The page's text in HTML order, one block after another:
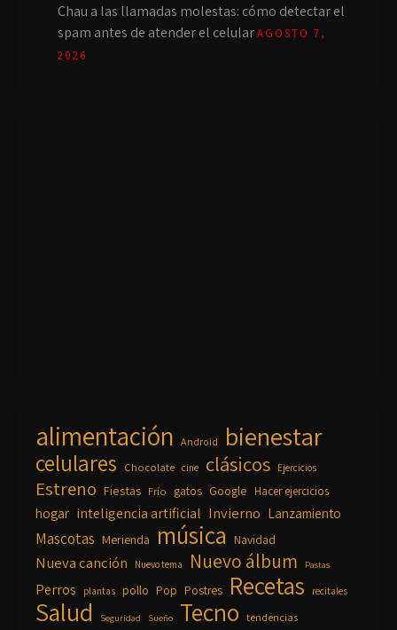
Chau a las llamadas molestas: cómo detectar el
spam antes de atender el celularAGOSTO 7,
2026
alimentación Android bienestar
celulares Chocolate cine clásicos Ejercicios
Estreno Fiestas Frío gatos Google Hacer ejercicios
hogar inteligencia artificial Invierno Lanzamiento
Mascotas Merienda música Navidad
Nueva canción Nuevo tema Nuevo álbum Pastas
Perros plantas pollo Pop Postres Recetas recitales
Salud Seguridad Sueño Tecno tendencias